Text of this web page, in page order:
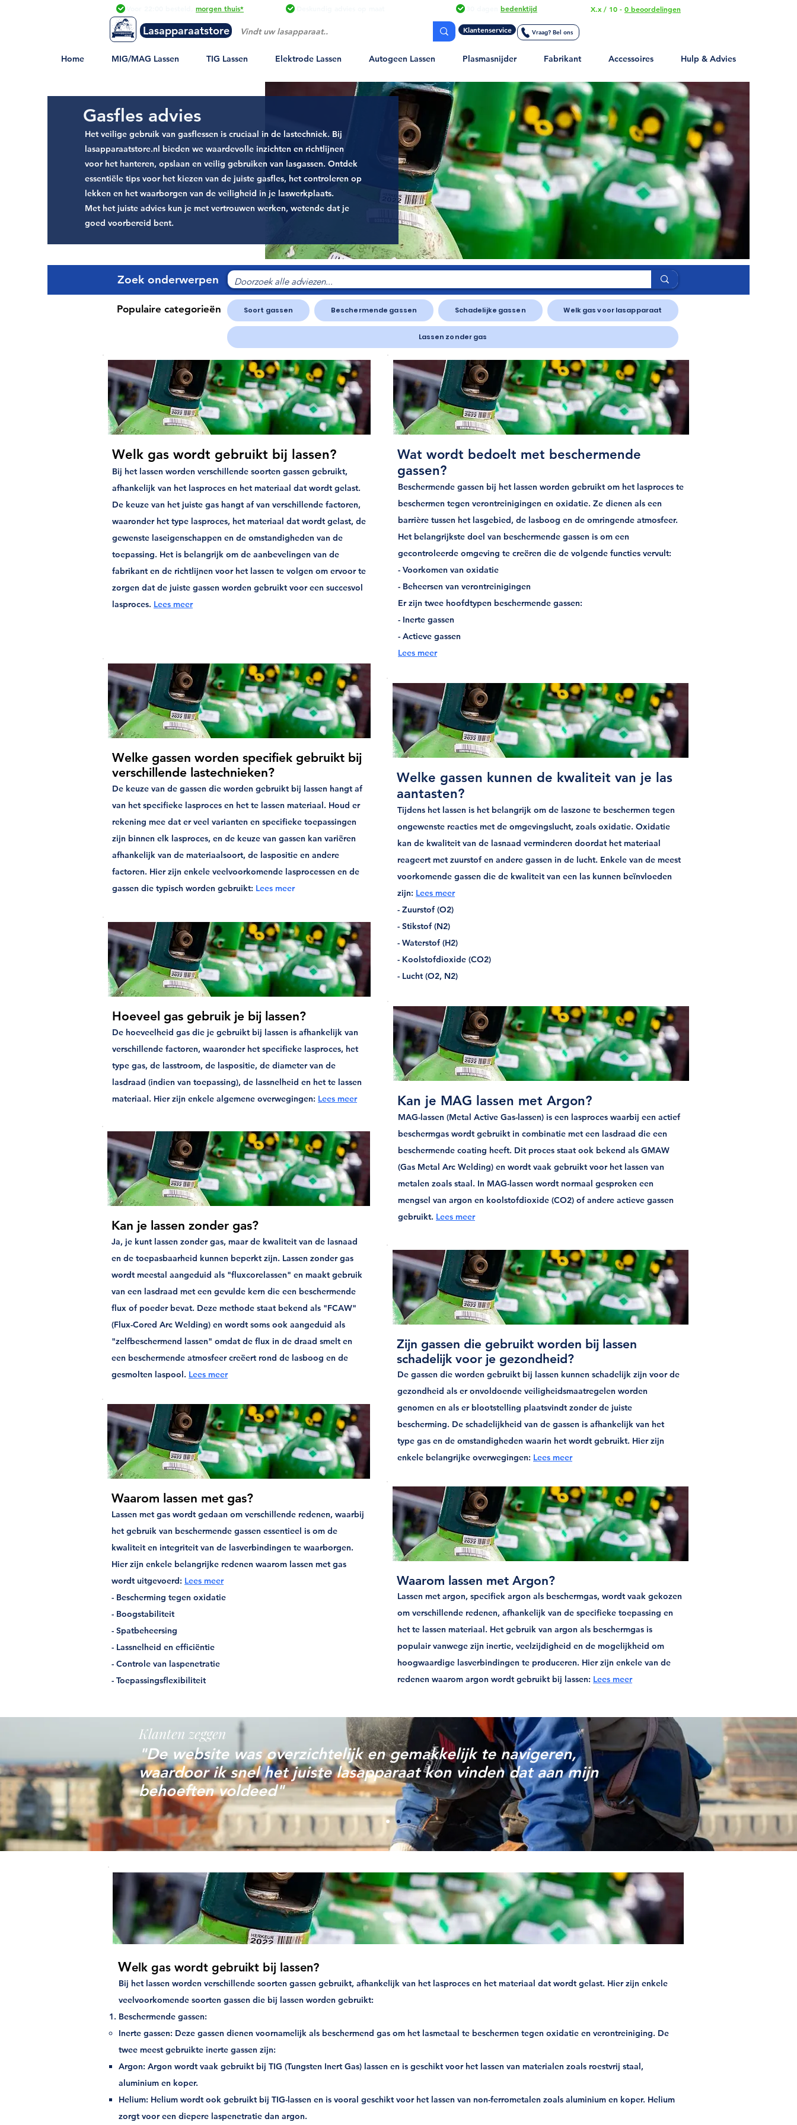
morgen thuis* bedenktijd X.x / 10 - 0 beoordelingen
Lasapparaat
store Lasapparaatstore Klantenservice Vraag? Bel ons
Home MIG/MAG Lassen TIG Lassen Elektrode Lassen Autogeen Lassen Plasmasnijder Fabrikant Accessoires Hulp & Advies
Gasfles advies
Het veilige gebruik van gasflessen is cruciaal in de lastechniek. Bij
lasapparaatstore.nl bieden we waardevolle inzichten en richtlijnen
voor het hanteren, opslaan en veilig gebruiken van lasgassen. Ontdek
essentiële tips voor het kiezen van de juiste gasfles, het controleren op
lekken en het waarborgen van de veiligheid in je laswerkplaats.
Met het juiste advies kun je met vertrouwen werken, wetende dat je
goed voorbereid bent.
Zoek onderwerpen
Populaire categorieën Soort gassen Beschermende gassen Schadelijke gassen Welk gas voor lasapparaat
Lassen zonder gas
Welk gas wordt gebruikt bij lassen?
Bij het lassen worden verschillende soorten gassen gebruikt,
afhankelijk van het lasproces en het materiaal dat wordt gelast.
De keuze van het juiste gas hangt af van verschillende factoren,
waaronder het type lasproces, het materiaal dat wordt gelast, de
gewenste laseigenschappen en de omstandigheden van de
toepassing. Het is belangrijk om de aanbevelingen van de
fabrikant en de richtlijnen voor het lassen te volgen om ervoor te
zorgen dat de juiste gassen worden gebruikt voor een succesvol
lasproces. Lees meer
Welke gassen worden specifiek gebruikt bij
verschillende lastechnieken?
De keuze van de gassen die worden gebruikt bij lassen hangt af
van het specifieke lasproces en het te lassen materiaal. Houd er
rekening mee dat er veel varianten en specifieke toepassingen
zijn binnen elk lasproces, en de keuze van gassen kan variëren
afhankelijk van de materiaalsoort, de laspositie en andere
factoren. Hier zijn enkele veelvoorkomende lasprocessen en de
gassen die typisch worden gebruikt: Lees meer
Hoeveel gas gebruik je bij lassen?
De hoeveelheid gas die je gebruikt bij lassen is afhankelijk van
verschillende factoren, waaronder het specifieke lasproces, het
type gas, de lasstroom, de laspositie, de diameter van de
lasdraad (indien van toepassing), de lassnelheid en het te lassen
materiaal. Hier zijn enkele algemene overwegingen: Lees meer
Kan je lassen zonder gas?
Ja, je kunt lassen zonder gas, maar de kwaliteit van de lasnaad
en de toepasbaarheid kunnen beperkt zijn. Lassen zonder gas
wordt meestal aangeduid als "fluxcorelassen" en maakt gebruik
van een lasdraad met een gevulde kern die een beschermende
flux of poeder bevat. Deze methode staat bekend als "FCAW"
(Flux-Cored Arc Welding) en wordt soms ook aangeduid als
"zelfbeschermend lassen" omdat de flux in de draad smelt en
een beschermende atmosfeer creëert rond de lasboog en de
gesmolten laspool. Lees meer
Waarom lassen met gas?
Lassen met gas wordt gedaan om verschillende redenen, waarbij
het gebruik van beschermende gassen essentieel is om de
kwaliteit en integriteit van de lasverbindingen te waarborgen.
Hier zijn enkele belangrijke redenen waarom lassen met gas
wordt uitgevoerd: Lees meer
- Bescherming tegen oxidatie
- Boogstabiliteit
- Spatbeheersing
- Lassnelheid en efficiëntie
- Controle van laspenetratie
- Toepassingsflexibiliteit
Wat wordt bedoelt met beschermende
gassen?
Beschermende gassen bij het lassen worden gebruikt om het lasproces te
beschermen tegen verontreinigingen en oxidatie. Ze dienen als een
barrière tussen het lasgebied, de lasboog en de omringende atmosfeer.
Het belangrijkste doel van beschermende gassen is om een
gecontroleerde omgeving te creëren die de volgende functies vervult:
- Voorkomen van oxidatie
- Beheersen van verontreinigingen
Er zijn twee hoofdtypen beschermende gassen:
- Inerte gassen
- Actieve gassen
Lees meer
Welke gassen kunnen de kwaliteit van je las
aantasten?
Tijdens het lassen is het belangrijk om de laszone te beschermen tegen
ongewenste reacties met de omgevingslucht, zoals oxidatie. Oxidatie
kan de kwaliteit van de lasnaad verminderen doordat het materiaal
reageert met zuurstof en andere gassen in de lucht. Enkele van de meest
voorkomende gassen die de kwaliteit van een las kunnen beïnvloeden
zijn: Lees meer
- Zuurstof (O2)
- Stikstof (N2)
- Waterstof (H2)
- Koolstofdioxide (CO2)
- Lucht (O2, N2)
Kan je MAG lassen met Argon?
MAG-lassen (Metal Active Gas-lassen) is een lasproces waarbij een actief
beschermgas wordt gebruikt in combinatie met een lasdraad die een
beschermende coating heeft. Dit proces staat ook bekend als GMAW
(Gas Metal Arc Welding) en wordt vaak gebruikt voor het lassen van
metalen zoals staal. In MAG-lassen wordt normaal gesproken een
mengsel van argon en koolstofdioxide (CO2) of andere actieve gassen
gebruikt. Lees meer
Zijn gassen die gebruikt worden bij lassen
schadelijk voor je gezondheid?
De gassen die worden gebruikt bij lassen kunnen schadelijk zijn voor de
gezondheid als er onvoldoende veiligheidsmaatregelen worden
genomen en als er blootstelling plaatsvindt zonder de juiste
bescherming. De schadelijkheid van de gassen is afhankelijk van het
type gas en de omstandigheden waarin het wordt gebruikt. Hier zijn
enkele belangrijke overwegingen: Lees meer
Waarom lassen met Argon?
Lassen met argon, specifiek argon als beschermgas, wordt vaak gekozen
om verschillende redenen, afhankelijk van de specifieke toepassing en
het te lassen materiaal. Het gebruik van argon als beschermgas is
populair vanwege zijn inertie, veelzijdigheid en de mogelijkheid om
hoogwaardige lasverbindingen te produceren. Hier zijn enkele van de
redenen waarom argon wordt gebruikt bij lassen: Lees meer
Klanten zeggen
"De website was overzichtelijk en gemakkelijk te navigeren,
waardoor ik snel het juiste lasapparaat kon vinden dat aan mijn
behoeften voldeed"
Welk gas wordt gebruikt bij lassen?
Bij het lassen worden verschillende soorten gassen gebruikt, afhankelijk van het lasproces en het materiaal dat wordt gelast. Hier zijn enkele
veelvoorkomende soorten gassen die bij lassen worden gebruikt:
Beschermende gassen:
Inerte gassen: Deze gassen dienen voornamelijk als beschermend gas om het lasmetaal te beschermen tegen oxidatie en verontreiniging. De
twee meest gebruikte inerte gassen zijn:
Argon: Argon wordt vaak gebruikt bij TIG (Tungsten Inert Gas) lassen en is geschikt voor het lassen van materialen zoals roestvrij staal,
aluminium en koper.
Helium: Helium wordt ook gebruikt bij TIG-lassen en is vooral geschikt voor het lassen van non-ferrometalen zoals aluminium en koper. Helium
zorgt voor een diepere laspenetratie dan argon.